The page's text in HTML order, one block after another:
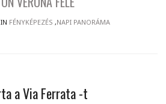
IN FÉNYKÉPEZÉS ,NAPI PANORÁMA
a Via Ferrata -t